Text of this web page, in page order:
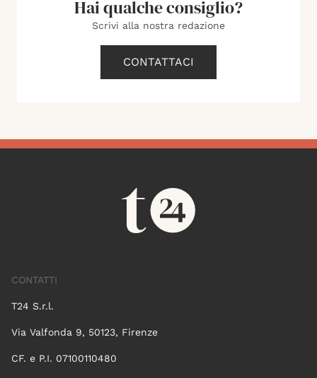
Hai qualche consiglio?
Scrivi alla nostra redazione
CONTATTACI
CONTATTI
T24 S.r.l.
Via Valfonda 9, 50123, Firenze
CF. e P.I. 07100110480